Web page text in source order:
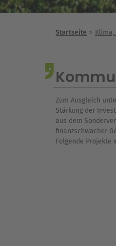
Startseite
Zum Ausgleich
Stärkung der
aus dem
finanzschwacher
Folgende Projekte